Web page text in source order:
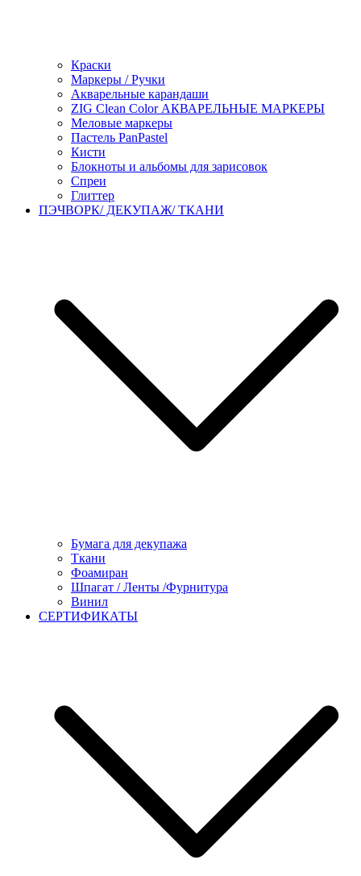
Краски
Маркеры / Ручки
Акварельные карандаши
ZIG Clean Color АКВАРЕЛЬНЫЕ МАРКЕРЫ
Меловые маркеры
Пастель PanPastel
Кисти
Блокноты и альбомы для зарисовок
Спреи
Глиттер
ПЭЧВОРК/ ДЕКУПАЖ/ ТКАНИ
Бумага для декупажа
Ткани
Фоамиран
Шпагат / Ленты /Фурнитура
Винил
СЕРТИФИКАТЫ